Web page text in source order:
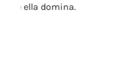
Legales ha sido
con el fin de
hemos sabido
han vuelto la
hoy tenemos en
anterior, reitero